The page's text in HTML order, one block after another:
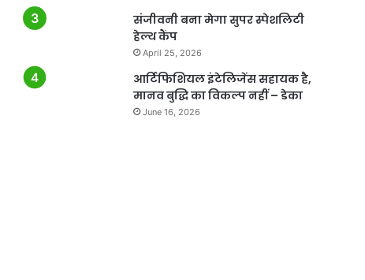
संजीवनी बना मेगा सुपर स्पेशलिटी
हेल्थ कैंप
April 25, 2026
आर्टिफिशियल इंटेलिजेंस सहायक है,
मानव बुद्धि का विकल्प नहीं – डेका
June 16, 2026